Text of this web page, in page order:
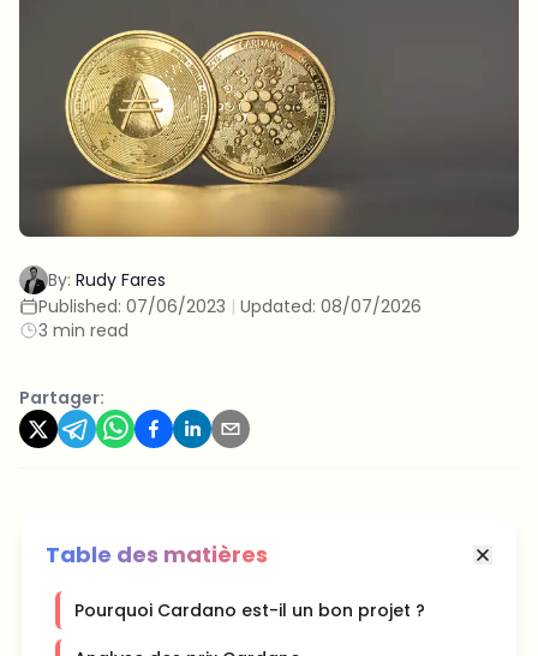
By: Rudy Fares
Published: 07/06/2023 | Updated: 08/07/2026
3 min read
Partager:
Table des matières
Pourquoi Cardano est-il un bon projet ?